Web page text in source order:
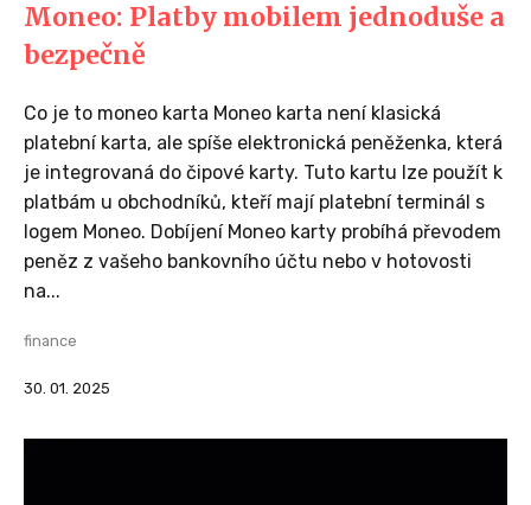
Moneo: Platby mobilem jednoduše a
bezpečně
Co je to moneo karta Moneo karta není klasická
platební karta, ale spíše elektronická peněženka, která
je integrovaná do čipové karty. Tuto kartu lze použít k
platbám u obchodníků, kteří mají platební terminál s
logem Moneo. Dobíjení Moneo karty probíhá převodem
peněz z vašeho bankovního účtu nebo v hotovosti
na...
finance
30. 01. 2025